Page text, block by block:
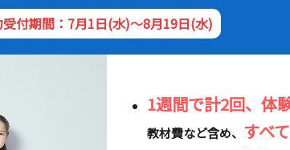
受付期間：7月1日(水)～8月19日(水)
1週間で計2回、体
教材費など含め、 すべ